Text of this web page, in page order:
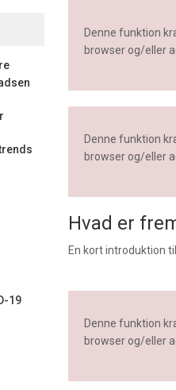
19
Denne funktion
browser og/eller
Denne funktion
browser og/eller
Hvad er
En kort introduktion
Denne funktion
browser og/eller